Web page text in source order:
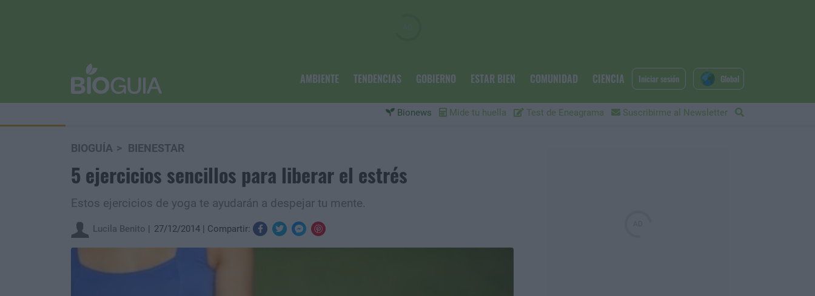
AMBIENTE TENDENCIAS GOBIERNO ESTAR BIEN COMUNIDAD CIENCIA
Bionews Mide tu huella Test de Eneagrama Suscribirme al Newsletter
Iniciar sesión Global
BIOGUÍA BIENESTAR
5 ejercicios sencillos para liberar el estrés
Estos ejercicios de yoga te ayudarán a despejar tu mente.
Lucila Benito 27/12/2014 Compartir: